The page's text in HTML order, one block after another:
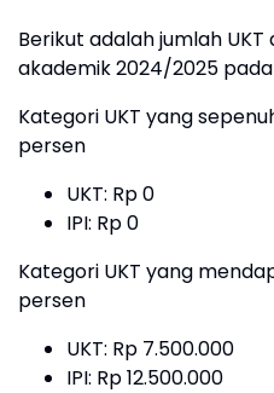
Berikut adalah jumlah UKT
akademik 2024/2025
Kategori UKT yang
persen
UKT: Rp 0
IPI: Rp 0
Kategori UKT yang
persen
UKT: Rp 7.500.000
IPI: Rp 12.500.000